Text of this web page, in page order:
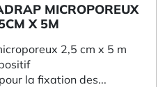
MICROPOREUX
X 5M
2,5 cm x 5 m
la fixation des...